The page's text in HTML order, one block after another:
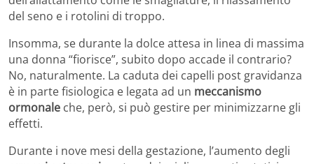
del seno e i rotolini di troppo.
Insomma, se durante la dolce attesa in linea di massima
una donna “fiorisce”, subito dopo accade il contrario?
No, naturalmente. La caduta dei capelli post gravidanza
è in parte fisiologica e legata ad un meccanismo
ormonale che, però, si può gestire per minimizzarne gli
effetti.
Durante i nove mesi della gestazione, l’aumento degli